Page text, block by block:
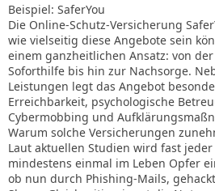
Beispiel: SaferYou
Die Online-Schutz-Versicherung
wie vielseitig diese Angebote sein
einem ganzheitlichen Ansatz: von
Soforthilfe bis hin zur Nachsorge.
Leistungen legt das Angebot
Erreichbarkeit, psychologische
Cybermobbing und
Warum solche Versicherungen
Laut aktuellen Studien wird fast
mindestens einmal im Leben Opfer
ob nun durch Phishing-Mails,